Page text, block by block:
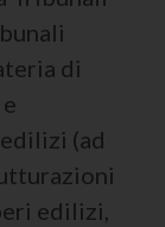
di
(ad
edilizi,